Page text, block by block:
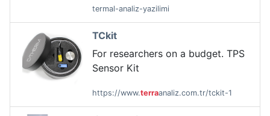
termal-analiz-yazilimi
TCkit
For researchers on a budget. TPS
Sensor Kit
https://www.terraanaliz.com.tr/tckit-1